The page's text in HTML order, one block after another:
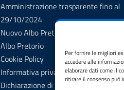
Per fornire le migliori
accedere alle
elaborare dati come il
ritirare il consenso può
Amministrazione trasparente fino al
29/10/2024
Nuovo Albo Pretorio
Albo Pretorio
Cookie Policy
Informativa privacy
Dichiarazione di accessibilità